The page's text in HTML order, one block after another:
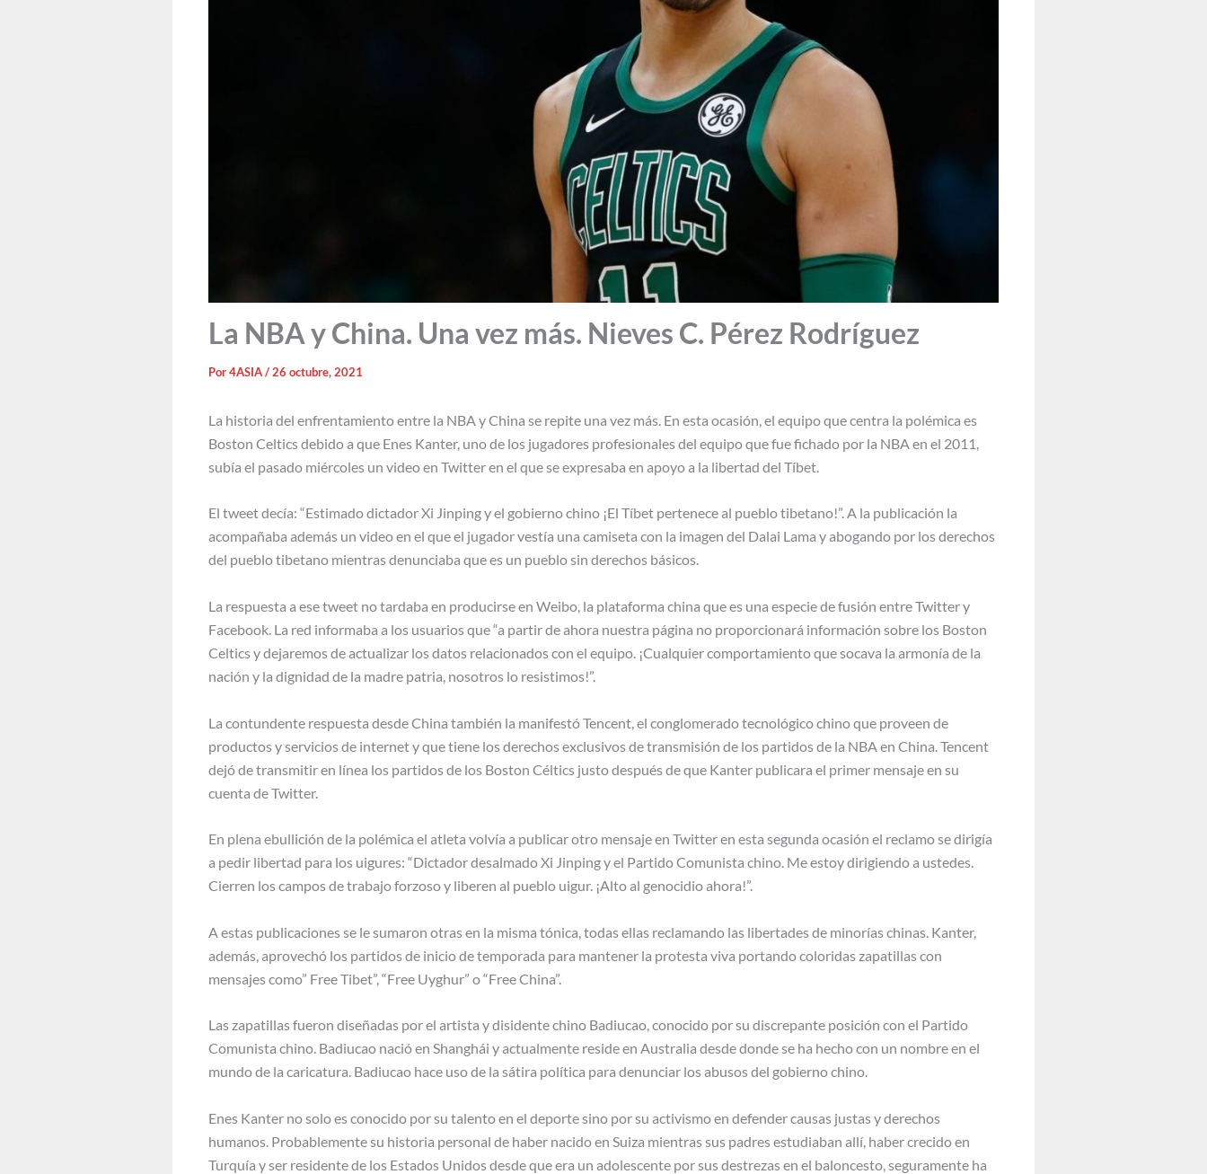
La NBA y China. Una vez más. Nieves C. Pérez Rodríguez
Por4ASIA/26 octubre, 2021
La historia del enfrentamiento entre la NBA y China se repite una vez más. En esta ocasión, el equipo que centra la polémica es
Boston Celtics debido a que Enes Kanter, uno de los jugadores profesionales del equipo que fue fichado por la NBA en el 2011,
subía el pasado miércoles un video en Twitter en el que se expresaba en apoyo a la libertad del Tíbet.
El tweet decía: “Estimado dictador Xi Jinping y el gobierno chino ¡El Tíbet pertenece al pueblo tibetano!”. A la publicación la
acompañaba además un video en el que el jugador vestía una camiseta con la imagen del Dalai Lama y abogando por los derechos
del pueblo tibetano mientras denunciaba que es un pueblo sin derechos básicos.
La respuesta a ese tweet no tardaba en producirse en Weibo, la plataforma china que es una especie de fusión entre Twitter y
Facebook. La red informaba a los usuarios que “a partir de ahora nuestra página no proporcionará información sobre los Boston
Celtics y dejaremos de actualizar los datos relacionados con el equipo. ¡Cualquier comportamiento que socava la armonía de la
nación y la dignidad de la madre patria, nosotros lo resistimos!”.
La contundente respuesta desde China también la manifestó Tencent, el conglomerado tecnológico chino que proveen de
productos y servicios de internet y que tiene los derechos exclusivos de transmisión de los partidos de la NBA en China. Tencent
dejó de transmitir en línea los partidos de los Boston Céltics justo después de que Kanter publicara el primer mensaje en su
cuenta de Twitter.
En plena ebullición de la polémica el atleta volvía a publicar otro mensaje en Twitter en esta segunda ocasión el reclamo se dirigía
a pedir libertad para los uigures: “Dictador desalmado Xi Jinping y el Partido Comunista chino. Me estoy dirigiendo a ustedes.
Cierren los campos de trabajo forzoso y liberen al pueblo uigur. ¡Alto al genocidio ahora!”.
A estas publicaciones se le sumaron otras en la misma tónica, todas ellas reclamando las libertades de minorías chinas. Kanter,
además, aprovechó los partidos de inicio de temporada para mantener la protesta viva portando coloridas zapatillas con
mensajes como” Free Tibet”, “Free Uyghur” o “Free China”.
Las zapatillas fueron diseñadas por el artista y disidente chino Badiucao, conocido por su discrepante posición con el Partido
Comunista chino. Badiucao nació en Shanghái y actualmente reside en Australia desde donde se ha hecho con un nombre en el
mundo de la caricatura. Badiucao hace uso de la sátira política para denunciar los abusos del gobierno chino.
Enes Kanter no solo es conocido por su talento en el deporte sino por su activismo en defender causas justas y derechos
humanos. Probablemente su historia personal de haber nacido en Suiza mientras sus padres estudiaban allí, haber crecido en
Turquía y ser residente de los Estados Unidos desde que era un adolescente por sus destrezas en el baloncesto, seguramente ha